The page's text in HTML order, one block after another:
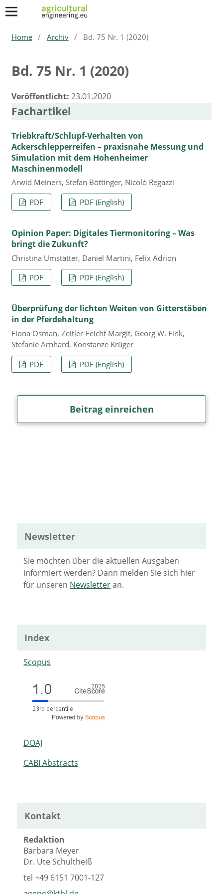
Home / Archiv / Bd. 75 Nr. 1 (2020)
Bd. 75 Nr. 1 (2020)
Veröffentlicht: 23.01.2020
Fachartikel
Triebkraft/Schlupf-Verhalten von
Ackerschlepperreifen – praxisnahe Messung und
Simulation mit dem Hohenheimer
Maschinenmodell
Arwid Meiners, Stefan Böttinger, Nicolò Regazzi
PDF
PDF (English)
Opinion Paper: Digitales Tiermonitoring – Was
bringt die Zukunft?
Christina Umstätter, Daniel Martini, Felix Adrion
PDF
PDF (English)
Überprüfung der lichten Weiten von Gitterstäben
in der Pferdehaltung
Fiona Osman, Zeitler-Feicht Margit, Georg W. Fink,
Stefanie Arnhard, Konstanze Krüger
PDF
PDF (English)
Beitrag einreichen
Newsletter
Sie möchten über die aktuellen Ausgaben
informiert werden? Dann melden Sie sich hier
für unseren Newsletteran.
Index
Scopus
DOAJ
CABI Abstracts
Kontakt
Redaktion
Barbara Meyer
Dr. Ute Schultheiß
tel+49 6151 7001-127